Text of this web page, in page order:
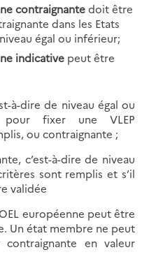
contraignantedoit être
dans les Etats
égal ou inférieur;
indicative peut être
à-dire de niveau égal ou
fixer une VLEP
ou contraignante ;
c’est-à-dire de niveau
sont remplis et s’il
validée
européenne peut être
Un état membre ne peut
en valeur